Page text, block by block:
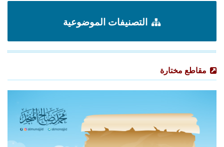
التصنيفات الموضوعية
مقاطع مختارة